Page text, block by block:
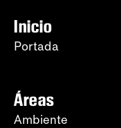
Inicio
Portada
Áreas
Ambiente